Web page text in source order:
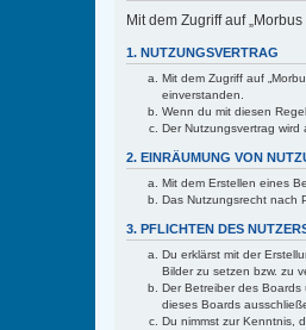
Mit dem Zugriff auf
1. NUTZUNGSVERTRAG
Mit dem Zugriff auf
einverstanden.
Wenn du mit diesen
Der Nutzungsvertrag
2. EINRÄUMUNG VON
Mit dem Erstellen eines
Das Nutzungsrecht nach
3. PFLICHTEN DES
Du erklärst mit der
Bilder zu setzen bzw. zu
Der Betreiber des
dieses Boards
Du nimmst zur Kenntnis,